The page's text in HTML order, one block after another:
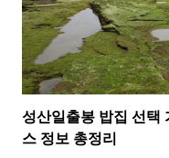
성산일출봉 밥집 선
스 정보 총정리